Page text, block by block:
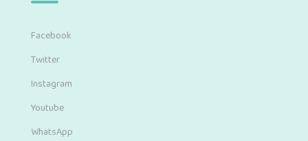
Facebook
Twitter
Instagram
Youtube
WhatsApp